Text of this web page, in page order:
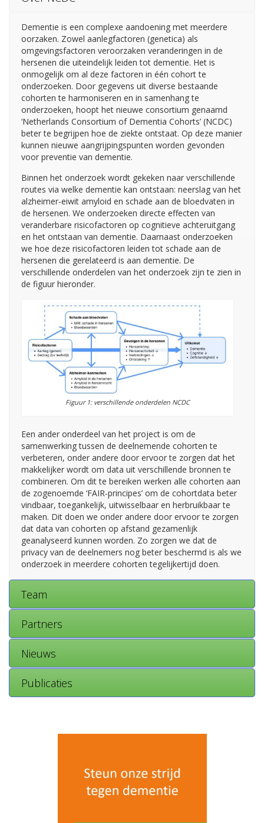
Dementie is een complexe aandoening met meerdere
oorzaken. Zowel aanlegfactoren (genetica) als
omgevingsfactoren veroorzaken veranderingen in de
hersenen die uiteindelijk leiden tot dementie. Het is
onmogelijk om al deze factoren in één cohort te
onderzoeken. Door gegevens uit diverse bestaande
cohorten te harmoniseren en in samenhang te
onderzoeken, hoopt het nieuwe consortium genaamd
‘Netherlands Consortium of Dementia Cohorts’ (NCDC)
beter te begrijpen hoe de ziekte ontstaat. Op deze manier
kunnen nieuwe aangrijpingspunten worden gevonden
voor preventie van dementie.
Binnen het onderzoek wordt gekeken naar verschillende
routes via welke dementie kan ontstaan: neerslag van het
alzheimer-eiwit amyloid en schade aan de bloedvaten in
de hersenen. We onderzoeken directe effecten van
veranderbare risicofactoren op cognitieve achteruitgang
en het ontstaan van dementie. Daarnaast onderzoeken
we hoe deze risicofactoren leiden tot schade aan de
hersenen die gerelateerd is aan dementie. De
verschillende onderdelen van het onderzoek zijn te zien in
de figuur hieronder.
Figuur 1: verschillende onderdelen NCDC
Een ander onderdeel van het project is om de
samenwerking tussen de deelnemende cohorten te
verbeteren, onder andere door ervoor te zorgen dat het
makkelijker wordt om data uit verschillende bronnen te
combineren. Om dit te bereiken werken alle cohorten aan
de zogenoemde ‘FAIR-principes’ om de cohortdata beter
vindbaar, toegankelijk, uitwisselbaar en herbruikbaar te
maken. Dit doen we onder andere door ervoor te zorgen
dat data van cohorten op afstand gezamenlijk
geanalyseerd kunnen worden. Zo zorgen we dat de
privacy van de deelnemers nog beter beschermd is als we
onderzoek in meerdere cohorten tegelijkertijd doen.
Team
Partners
Nieuws
Publicaties